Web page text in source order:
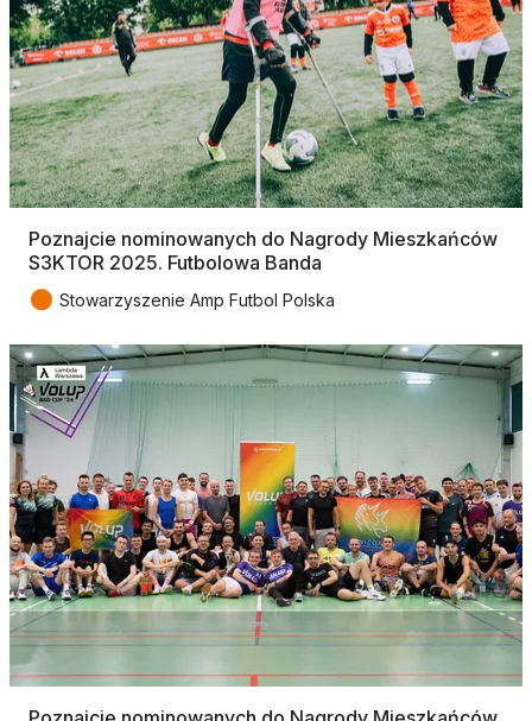
Poznajcie nominowanych do Nagrody Mieszkańców
S3KTOR 2025. Futbolowa Banda
● Stowarzyszenie Amp Futbol Polska